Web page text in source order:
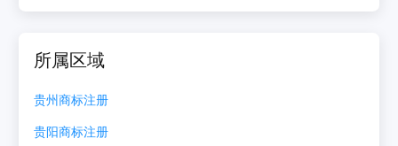
所属区域
贵州商标注册
贵阳商标注册